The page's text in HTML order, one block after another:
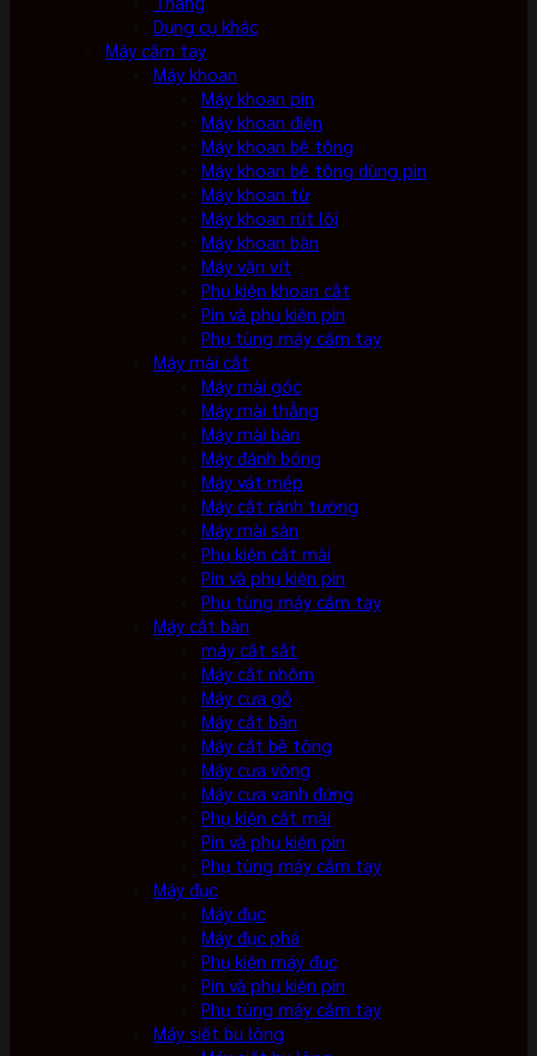
Dụng cụ khác
Máy cầm tay
Máy khoan
Máy khoan pin
Máy khoan điện
Máy khoan bê tông
Máy khoan bê tông dùng pin
Máy khoan từ
Máy khoan rút lõi
Máy khoan bàn
Máy vặn vít
Phụ kiện khoan cắt
Pin và phụ kiện pin
Phụ tùng máy cầm tay
Máy mài cắt
Máy mài góc
Máy mài thẳng
Máy mài bàn
Máy đánh bóng
Máy vát mép
Máy cắt rãnh tường
Máy mài sàn
Phụ kiện cắt mài
Pin và phụ kiện pin
Phụ tùng máy cầm tay
Máy cắt bàn
máy cắt sắt
Máy cắt nhôm
Máy cưa gỗ
Máy cắt bàn
Máy cắt bê tông
Máy cưa vòng
Máy cưa vanh đứng
Phụ kiện cắt mài
Pin và phụ kiện pin
Phụ tùng máy cầm tay
Máy đục
Máy đục
Máy đục phá
Phụ kiện máy đục
Pin và phụ kiện pin
Phụ tùng máy cầm tay
Máy siết bu lông